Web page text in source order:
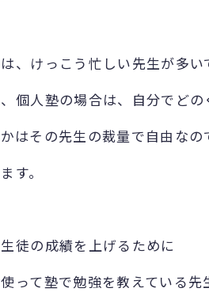
、けっこう忙しい先生が多い
個人塾の場合は、自分でどの
はその先生の裁量で自由なの
す。
徒の成績を上げるために
って塾で勉強を教えている先